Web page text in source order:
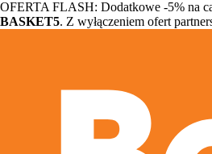
OFERTA FLASH: Dodatkowe -5% na
BASKET5. Z wyłączeniem ofert